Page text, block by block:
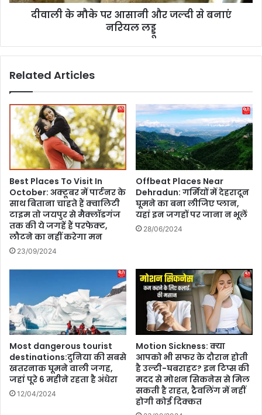
या
सा
आ
आ
ल्दी
ना
न
रि
ल
ड्डू
दीवाली के मौके पर आसानी और जल्दी से बनाएं
नरियल लड्डू
Related Articles
Best Places To Visit In
October: अक्टूबर में पार्टनर के
साथ बिताना चाहते हैं क्वालिटी
टाइम तो जयपुर से मैक्‍लॉडगंज
तक की ये जगहें हैं परफेक्ट,
लौटने का नहीं करेगा मन
23/09/2024
Offbeat Places Near
Dehradun: गर्मियों में देहरादून
घूमने का बना लीजिए प्लान,
यहां इन जगहों पर जाना न भूलें
28/06/2024
Most dangerous tourist
destinations:दुनिया की सबसे
खतरनाक घूमने वाली जगह,
जहां पूरे 6 महीने रहता है अंधेरा
12/04/2024
Motion Sickness: क्या
आपको भी सफर के दौरान होती
है उल्टी-घबराहट? इन टिप्स की
मदद से मोशन सिकनेस से मिल
सकती है राहत, ट्रैवलिंग में नहीं
होगी कोई दिक्कत